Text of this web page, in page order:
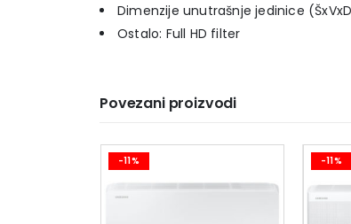
Dimenzije unutrašnje jedinice
Ostalo: Full HD filter
Povezani proizvodi
-11% -11%